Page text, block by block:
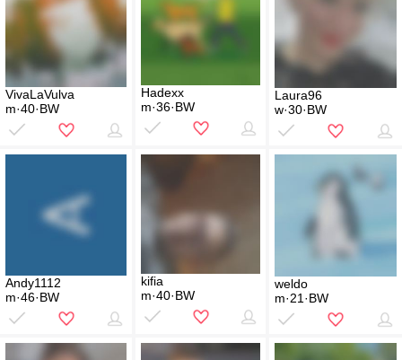
VivaLaVulva
m·40·BW
Hadexx
m·36·BW
Laura96
w·30·BW
Andy1112
m·46·BW
kifia
m·40·BW
weldo
m·21·BW